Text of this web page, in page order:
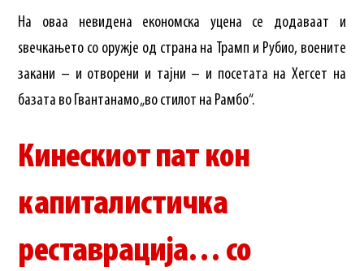
На оваа невидена економска уцена се додаваат и
ѕвечкањето со оружје од страна на Трамп и Рубио, воените
закани – и отворени и тајни – и посетата на Хегсет на
базата во Гвантанамо „во стилот на Рамбо“.
Кинескиот пат кон
капиталистичка
реставрација… со